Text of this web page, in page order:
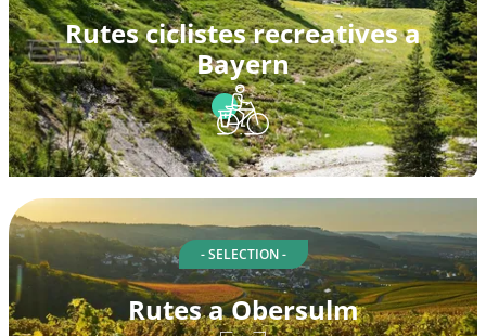
Rutes ciclistes recreatives a
Bayern
- SELECTION -
Rutes a Obersulm